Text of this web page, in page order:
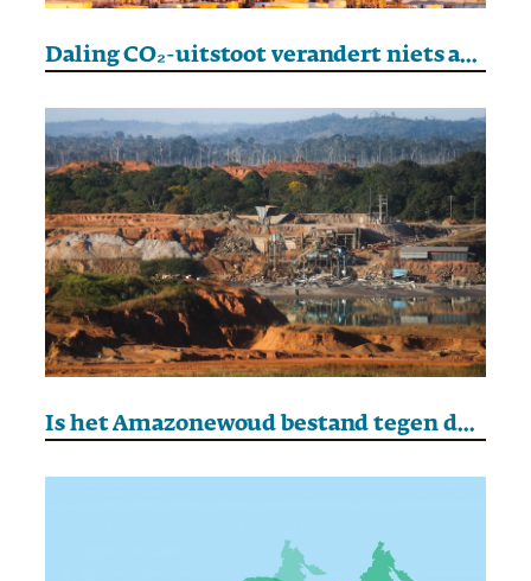
Daling CO₂-uitstoot verandert niets aan opwarming aarde
Is het Amazonewoud bestand tegen de Trump van de Tropen?